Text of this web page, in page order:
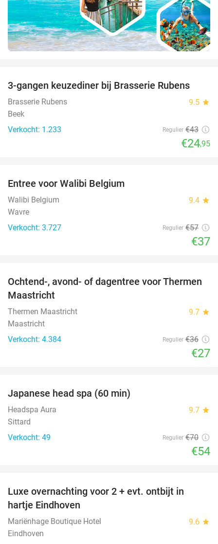
42%
3-gangen keuzediner bij Brasserie Rubens
Brasserie Rubens 9.5 star
Beek
Verkocht: 1.233
Regulier €43
€24,95
Entree voor Walibi Belgium
Walibi Belgium 9.4 star
Wavre
Verkocht: 3.727
Regulier €57
€37
25%
Ochtend-, avond- of dagentree voor Thermen
Maastricht
Thermen Maastricht 9.7 star
Maastricht
Verkocht: 4.384
Regulier €36
€27
Japanese head spa (60 min)
Headspa Aura 9.7 star
Sittard
Verkocht: 49
Regulier €70
€54
Luxe overnachting voor 2 + evt. ontbijt in
hartje Eindhoven
Mariënhage Boutique Hotel 9.6 star
Eindhoven